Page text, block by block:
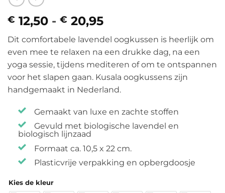
€ 12,50 - € 20,95
€ 12,50
tot
€ 20,95
Dit comfortabele lavendel oogkussen is heerlijk om
even mee te relaxen na een drukke dag, na een
yoga sessie, tijdens mediteren of om te ontspannen
voor het slapen gaan. Kusala oogkussens zijn
handgemaakt in Nederland.
Gemaakt van luxe en zachte stoffen
Gevuld met biologische lavendel en
biologisch lijnzaad
Formaat ca. 10,5 x 22 cm.
Plasticvrije verpakking en opbergdoosje
Kies de kleur